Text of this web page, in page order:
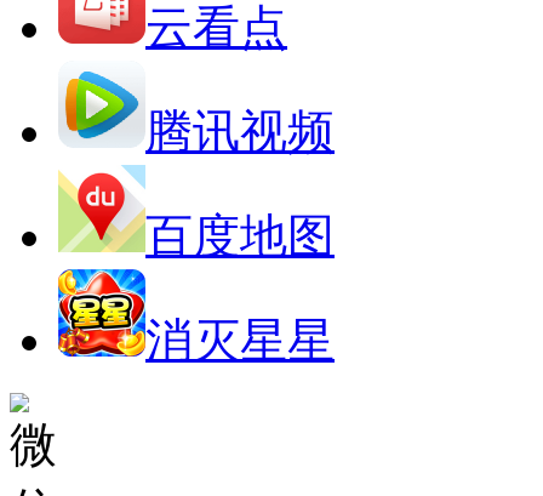
云看点
腾讯视频
百度地图
消灭星星